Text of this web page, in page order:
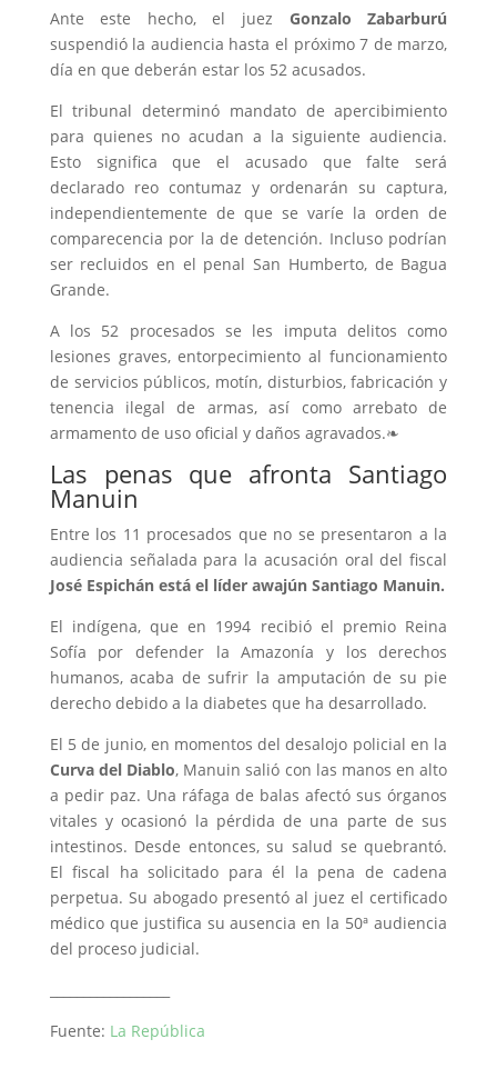
Ante este hecho, el juez Gonzalo Zabarburú
suspendió la audiencia hasta el próximo 7 de marzo,
día en que deberán estar los 52 acusados.
El tribunal determinó mandato de apercibimiento
para quienes no acudan a la siguiente audiencia.
Esto significa que el acusado que falte será
declarado reo contumaz y ordenarán su captura,
independientemente de que se varíe la orden de
comparecencia por la de detención. Incluso podrían
ser recluidos en el penal San Humberto, de Bagua
Grande.
A los 52 procesados se les imputa delitos como
lesiones graves, entorpecimiento al funcionamiento
de servicios públicos, motín, disturbios, fabricación y
tenencia ilegal de armas, así como arrebato de
armamento de uso oficial y daños agravados.❧
Las penas que afronta Santiago
Manuin
Entre los 11 procesados que no se presentaron a la
audiencia señalada para la acusación oral del fiscal
José Espichán está el líder awajún Santiago Manuin.
El indígena, que en 1994 recibió el premio Reina
Sofía por defender la Amazonía y los derechos
humanos, acaba de sufrir la amputación de su pie
derecho debido a la diabetes que ha desarrollado.
El 5 de junio, en momentos del desalojo policial en la
Curva del Diablo, Manuin salió con las manos en alto
a pedir paz. Una ráfaga de balas afectó sus órganos
vitales y ocasionó la pérdida de una parte de sus
intestinos. Desde entonces, su salud se quebrantó.
El fiscal ha solicitado para él la pena de cadena
perpetua. Su abogado presentó al juez el certificado
médico que justifica su ausencia en la 50ª audiencia
del proceso judicial.
Fuente: La República